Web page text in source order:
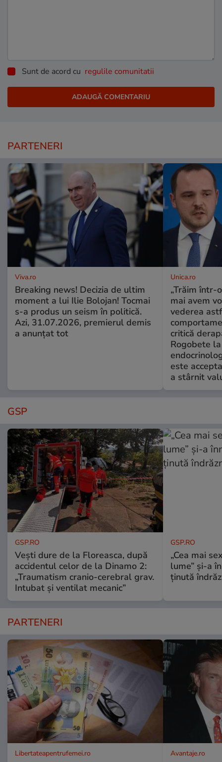
Sunt de acord cu regulile comunitatii
PARTENERI
Viva.ro
Breaking news! Decizia de ultim
moment a lui Ilie Bolojan! Tocmai
s-a produs un seism în politică.
Azi, 31.07.2026, premierul demis
a anunțat tot
Unica.ro
„Trăim într-
mai avem
vederea
critică
Rogobete
este
a stârnit
GSP
GSP.RO
Vești dure de la Floreasca, după
accidentul celor de la Dinamo 2:
„Traumatism cranio-cerebral grav.
Intubat și ventilat mecanic”
GSP.RO
„Cea mai
lume” și-a
ținută
PARTENERI
Libertateapentrufemei.ro Avantaje.ro